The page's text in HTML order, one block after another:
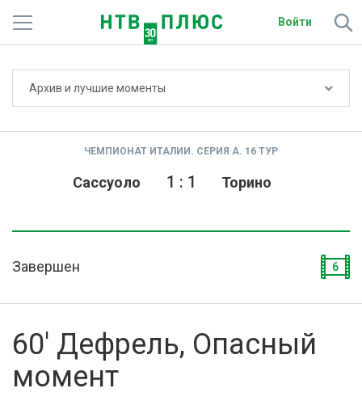
Войти
О сайте
Активировать промокод
Архив и лучшие моменты
ЧЕМПИОНАТ ИТАЛИИ. СЕРИЯ А. 16 ТУР
Сассуоло Торино
1 : 1
Завершен 6
60' Дефрель, Опасный
момент